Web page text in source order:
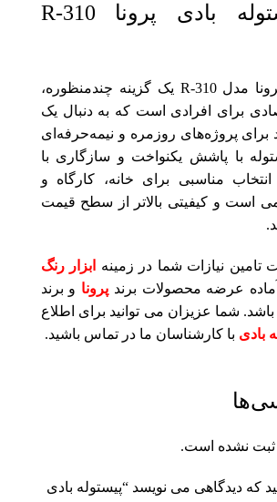
خرید پیستوله بادی پرونا R-310
پیستوله بادی پرونا مدل R‑310 یک گزینه چندمنظوره،
برای افرادی است که به دنبال یک
برای پروژه‌های روزمره و نیمه‌حرفه‌ای
با پاشش یکنواخت و سازگاری با
انتخاب مناسبی برای خانه، کارگاه و
است و کیفیتی بالاتر از سطح قیمت
تامین نیازات شما در زمینه
ابزار رنگ
آماده عرضه محصولات برند پرونا و برند
شما عزیزان می توانید برای اطلاع
بادی با کارشناسان ما در تماس باشید.
ثبت نشده است.
که دیدگاهی می نویسد “پیستوله بادی